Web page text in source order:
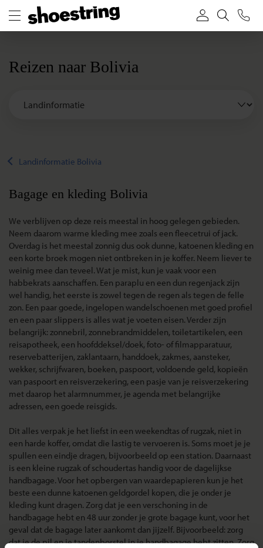
Reizen naar Bolivia
Landinformatie Bolivia
Bagage en kleding Bolivia
We verblijven op deze reis meestal in hoog gelegen gebieden.
Neem daarom warme kleding mee zoals een fleecetrui of jack.
Overdag is het meestal zonnig dus ook dunne, katoenen kleding en
een korte broek mogen niet ontbreken in je koffer. Neem liever te
weinig mee dan teveel. Wat je mist, kun je vaak voor een
habbekrats aanschaffen. Een paraplu en een dun regenjack zijn
wel handig, het eerste is zowel tegen de regen als tegen de felle
zon. Een paar goede, ingelopen wandelschoenen met goed profiel
en een paar slippers is alles wat je voeten eisen. Verder zijn
belangrijk: zonnebril, zonnebrandmiddelen, toiletartikelen, een
reisapotheek, een hoofddeksel/doek, foto- of filmapparatuur,
reservebatterijen, zaklantaarn, handdoek, zakmes, aansteker,
wekker, schrijfwaren, boeken, paspoort, voldoende geld, kopieën
van paspoort en reisverzekering, een pasje van je reisverzekering
met daarop het alarmnummer, je agenda met belangrijke
adressen, een goede reisgids.
Dit alles verpak je het liefst in een weekendtas of rugzak, niet in
een harde koffer, omdat die lastig te vervoeren is. Soms moet je je
spullen een eindje dragen, bijvoorbeeld op een station. Daarnaast
is een kleine rugzak of schoudertas handig voor de dagelijkse
handbagage. Voor het opbergen van waardepapieren kun je het
beste een dunne katoenen geldgordel kopen, die je onder je
kleding kunt dragen. Zorg dat je een verschoning in de
handbagage hebt en 48 uur zonder je grote bagage kunt, voor het
geval dat de bagage later aankomt dan jijzelf. Bijvoorbeeld: zorg
dat je de pil en je tandenborstel in je handbagage hebt zitten. Zorg